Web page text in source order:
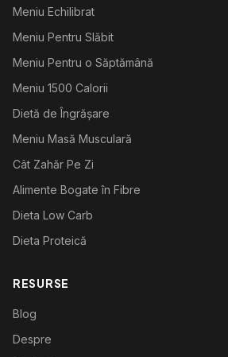
Meniu Echilibrat
Meniu Pentru Slăbit
Meniu Pentru o Săptămână
Meniu 1500 Calorii
Dietă de Îngrășare
Meniu Masă Musculară
Cât Zahăr Pe Zi
Alimente Bogate în Fibre
Dieta Low Carb
Dieta Proteică
RESURSE
Blog
Despre